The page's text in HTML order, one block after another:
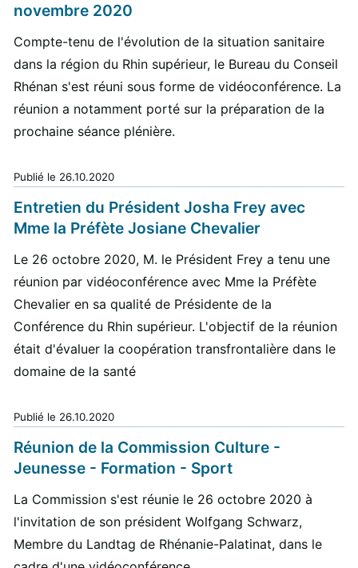
novembre 2020
Compte-tenu de l'évolution de la situation sanitaire
dans la région du Rhin supérieur, le Bureau du Conseil
Rhénan s'est réuni sous forme de vidéoconférence. La
réunion a notamment porté sur la préparation de la
prochaine séance plénière.
Publié le 26.10.2020
Entretien du Président Josha Frey avec
Mme la Préfète Josiane Chevalier
Le 26 octobre 2020, M. le Président Frey a tenu une
réunion par vidéoconférence avec Mme la Préfète
Chevalier en sa qualité de Présidente de la
Conférence du Rhin supérieur. L'objectif de la réunion
était d'évaluer la coopération transfrontalière dans le
domaine de la santé
Publié le 26.10.2020
Réunion de la Commission Culture -
Jeunesse - Formation - Sport
La Commission s'est réunie le 26 octobre 2020 à
l'invitation de son président Wolfgang Schwarz,
Membre du Landtag de Rhénanie-Palatinat, dans le